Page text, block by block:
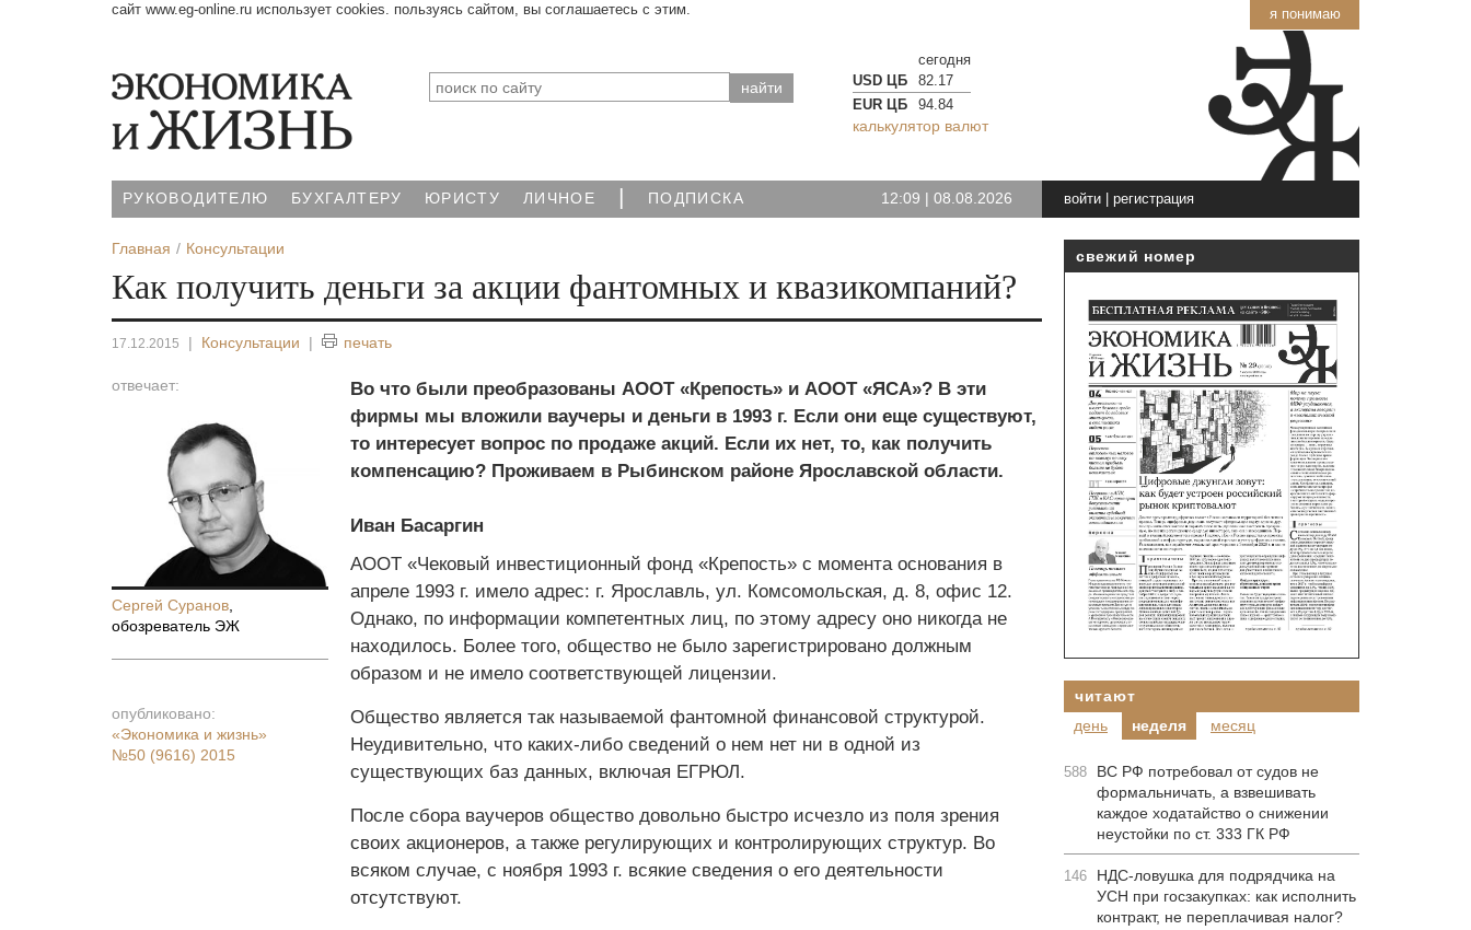
я понимаю
сайт www.eg-online.ru использует cookies. пользуясь сайтом, вы соглашаетесь с этим.
сегодня
USD ЦБ
82.17
EUR ЦБ
94.84
калькулятор валют
РУКОВОДИТЕЛЮ БУХГАЛТЕРУ ЮРИСТУ ЛИЧНОЕ | ПОДПИСКА 12:09 | 08.08.2026 войти| регистрация
Главная Консультации
Как получить деньги за акции фантомных и квазикомпаний?
17.12.2015 | Консультации | печать
отвечает:
Сергей Суранов,
обозреватель ЭЖ
опубликовано:
«Экономика и жизнь»
№50 (9616) 2015
Во что были преобразованы АООТ «Крепость» и АООТ «ЯСА»? В эти
фирмы мы вложили ваучеры и деньги в 1993 г. Если они еще существуют,
то интересует вопрос по продаже акций. Если их нет, то, как получить
компенсацию? Проживаем в Рыбинском районе Ярославской области.
Иван Басаргин
АООТ «Чековый инвестиционный фонд «Крепость» с момента основания в
апреле 1993 г. имело адрес: г. Ярославль, ул. Комсомольская, д. 8, офис 12.
Однако, по информации компетентных лиц, по этому адресу оно никогда не
находилось. Более того, общество не было зарегистрировано должным
образом и не имело соответствующей лицензии.
Общество является так называемой фантомной финансовой структурой.
Неудивительно, что каких-либо сведений о нем нет ни в одной из
существующих баз данных, включая ЕГРЮЛ.
После сбора ваучеров общество довольно быстро исчезло из поля зрения
своих акционеров, а также регулирующих и контролирующих структур. Во
всяком случае, с ноября 1993 г. всякие сведения о его деятельности
отсутствуют.
свежий номер
читают
день
неделя месяц
588
ВС РФ потребовал от судов не
формальничать, а взвешивать
каждое ходатайство о снижении
неустойки по ст. 333 ГК РФ
146
НДС-ловушка для подрядчика на
УСН при госзакупках: как исполнить
контракт, не переплачивая налог?